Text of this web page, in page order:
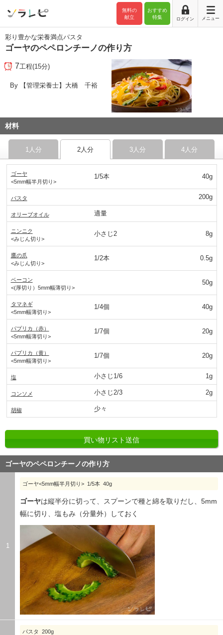
おすすめ
特集
無料の
献立
ログイン メニュー
彩り豊かな栄養満点パスタ
ゴーヤのペペロンチーノの作り方
7工程(15分)
By 【管理栄養士】大橋 千裕
材料
1人分 2人分 3人分 4人分
ゴーヤ
<5mm幅半月切り>
1/5本 40g
パスタ 200g
オリーブオイル 適量
ニンニク
<みじん切り>
小さじ2 8g
鷹の爪
<みじん切り>
1/2本 0.5g
ベーコン
<(厚切り）5mm幅薄切り>
50g
タマネギ
<5mm幅薄切り>
1/4個 40g
パプリカ（赤）
<5mm幅薄切り>
1/7個 20g
パプリカ（黄）
<5mm幅薄切り>
1/7個 20g
塩 小さじ1/6 1g
コンソメ 小さじ2/3 2g
胡椒 少々
買い物リスト送信
ゴーヤのペペロンチーノの作り方
1
ゴーヤ<5mm幅半月切り> 1/5本 40g
ゴーヤは縦半分に切って、スプーンで種と綿を取りだし、5mm
幅に切り、塩もみ（分量外）しておく
パスタ 200g